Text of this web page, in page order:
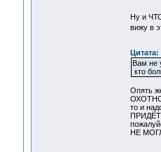
Ну и
вижу в
Вам не
кто
Опять
ОХОТНО
то и
НЕ